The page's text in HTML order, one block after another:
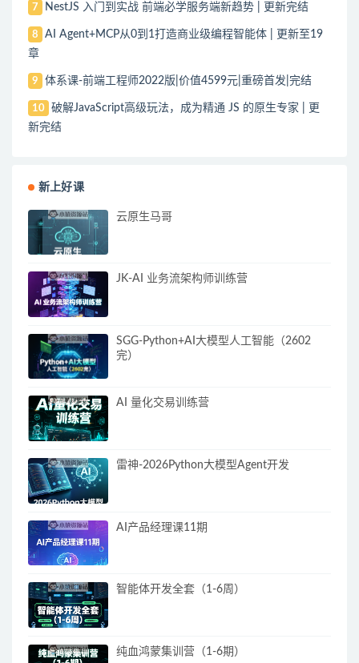
7 NestJS 入门到实战 前端必学服务端新趋势 | 更新完结
8
AI Agent+MCP从0到1打造商业级编程智能体 | 更新至19
章
9 体系课-前端工程师2022版|价值4599元|重磅首发|完结
10
破解JavaScript高级玩法，成为精通 JS 的原生专家 | 更
新完结
新上好课
云原生马哥
JK-AI 业务流架构师训练营
SGG-Python+AI大模型人工智能（2602
完）
AI 量化交易训练营
雷神-2026Python大模型Agent开发
AI产品经理课11期
智能体开发全套（1-6周）
纯血鸿蒙集训营（1-6期）